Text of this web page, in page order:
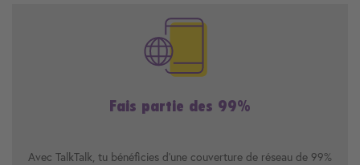
Fais partie des 99%
Avec TalkTalk, tu bénéficies d’une couverture de réseau de 99%